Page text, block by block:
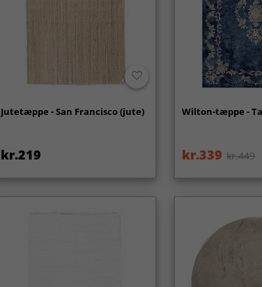
Jutetæppe - San Francisco (jute)
kr.219
Wilton-tæppe -
kr.339 kr.449